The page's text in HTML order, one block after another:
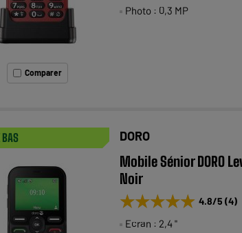
Comparer
Photo : 0,3 MP
BAS DORO
Mobile Sénior DORO
Noir
★★★★★
★★★★★ 4.8/5 (4)
Ecran : 2,4 "